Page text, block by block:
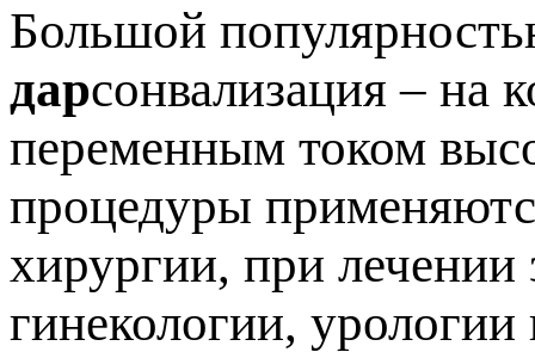
Большой
дарсонвализация – на
переменным током
процедуры
хирургии, при лечении
гинекологии, урологии